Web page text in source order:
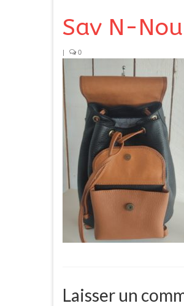
Sav N-
| 0
Laisser un